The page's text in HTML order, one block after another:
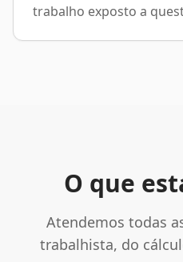
trabalho exposto a
O que
Atendemos todas
trabalhista, do